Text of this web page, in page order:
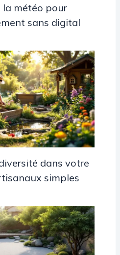
la météo pour
sans digital
dans votre
simples